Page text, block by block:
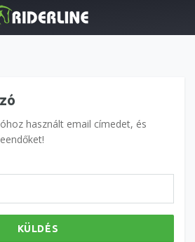
használt email címedet, és
KÜLDÉS